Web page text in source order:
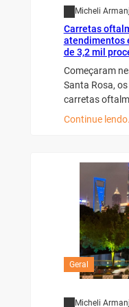
Micheli
Carretas
atendimentos
de 3,2 mil
Começaram
Santa Rosa,
carretas
Continue
Geral
Micheli